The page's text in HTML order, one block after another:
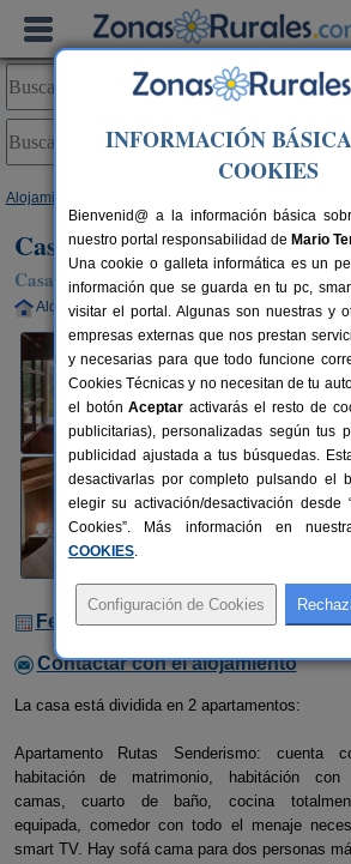
Alojamientos
Casa Rural Senderismo
Casa Rural en Lumbreras (La Rioja)
Alquiler completo 14 plazas 52 km de
Fechas Libres
Contactar con el alojamiento
La casa está dividida en 2 apartamentos:
Apartamento Rutas Senderismo: cuenta
habitación de matrimonio, habitáción
camas, cuarto de baño, cocina
equipada, comedor con todo el menaje
smart TV. Hay sofá cama para dos personas
INFORMACIÓN
COOKIES
Bienvenid@ a la información básica
nuestro portal responsabilidad de Mario
Una cookie o galleta informática es un
información que se guarda en tu pc,
visitar el portal. Algunas son nuestras y
empresas externas que nos prestan
y necesarias para que todo funcione
Cookies Técnicas y no necesitan de tu
el botónAceptar activarás el resto de
publicitarias), personalizadas según tus
publicidad ajustada a tus búsquedas.
desactivarlas por completo pulsando el
elegir su activación/desactivación desde
Cookies”. Más información en
COOKIES.